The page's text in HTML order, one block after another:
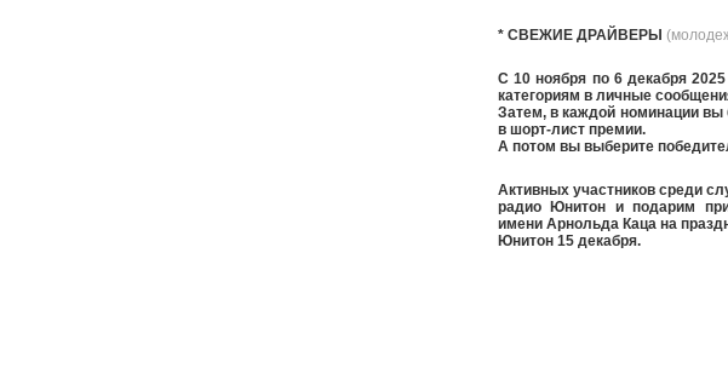
* СВЕЖИЕ ДРАЙВЕРЫ
С 10 ноября по 6 декабря
категориям в личные
Затем, в каждой номинации вы
в шорт-лист премии.
А потом вы выберите
Активных участников среди
радио Юнитон и подарим
имени Арнольда Каца на
Юнитон 15 декабря.